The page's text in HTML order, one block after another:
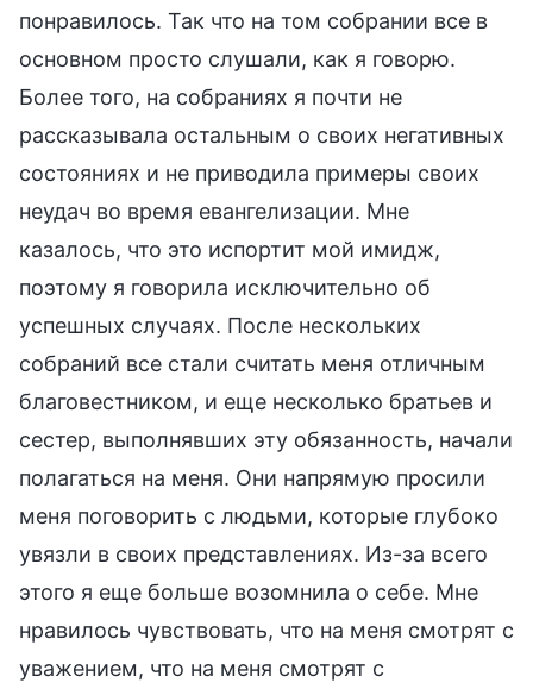
понравилось. Так что на том собрании все в
основном просто слушали, как я говорю.
Более того, на собраниях я почти не
рассказывала остальным о своих негативных
состояниях и не приводила примеры своих
неудач во время евангелизации. Мне
казалось, что это испортит мой имидж,
поэтому я говорила исключительно об
успешных случаях. После нескольких
собраний все стали считать меня отличным
благовестником, и еще несколько братьев и
сестер, выполнявших эту обязанность, начали
полагаться на меня. Они напрямую просили
меня поговорить с людьми, которые глубоко
увязли в своих представлениях. Из-за всего
этого я еще больше возомнила о себе. Мне
нравилось чувствовать, что на меня смотрят с
уважением, что на меня смотрят с